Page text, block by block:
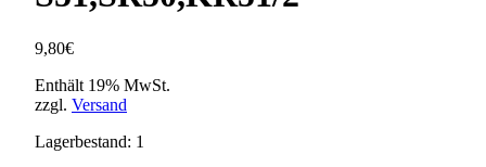
9,80€
Enthält 19% MwSt.
zzgl. Versand
Lagerbestand: 1